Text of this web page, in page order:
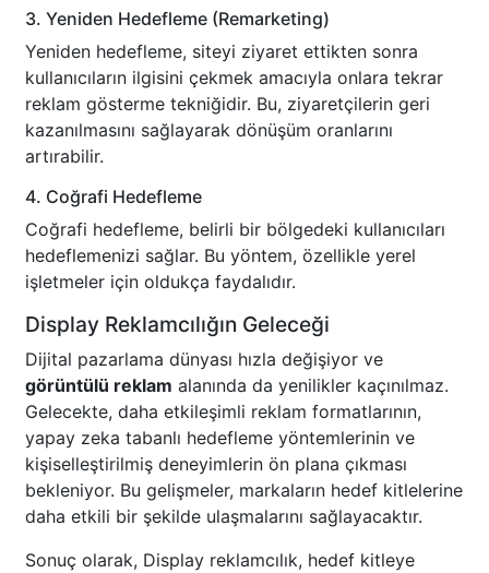
3. Yeniden Hedefleme (Remarketing)
Yeniden hedefleme, siteyi ziyaret ettikten sonra
kullanıcıların ilgisini çekmek amacıyla onlara tekrar
reklam gösterme tekniğidir. Bu, ziyaretçilerin geri
kazanılmasını sağlayarak dönüşüm oranlarını
artırabilir.
4. Coğrafi Hedefleme
Coğrafi hedefleme, belirli bir bölgedeki kullanıcıları
hedeflemenizi sağlar. Bu yöntem, özellikle yerel
işletmeler için oldukça faydalıdır.
Display Reklamcılığın Geleceği
Dijital pazarlama dünyası hızla değişiyor ve
görüntülü reklam alanında da yenilikler kaçınılmaz.
Gelecekte, daha etkileşimli reklam formatlarının,
yapay zeka tabanlı hedefleme yöntemlerinin ve
kişiselleştirilmiş deneyimlerin ön plana çıkması
bekleniyor. Bu gelişmeler, markaların hedef kitlelerine
daha etkili bir şekilde ulaşmalarını sağlayacaktır.
Sonuç olarak, Display reklamcılık, hedef kitleye